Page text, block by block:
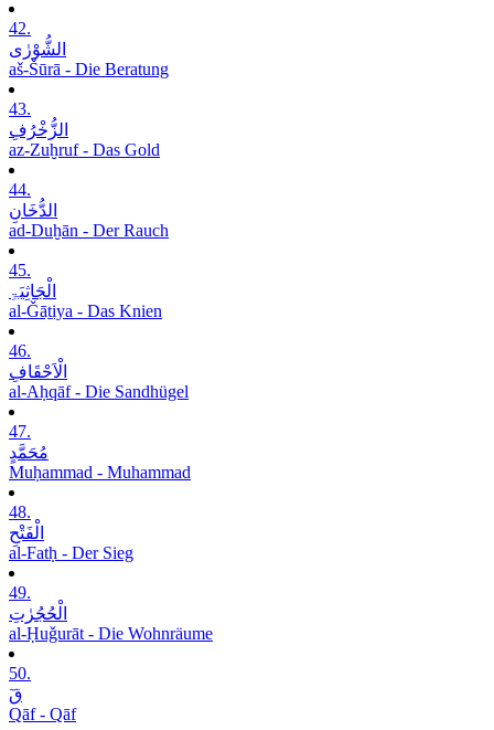
42.
الشُّوْرٰی
aš-Šūrā - Die Beratung
43.
الزُّخْرُفِ
az-Zuḫruf - Das Gold
44.
الدُّخَانِ
ad-Duḫān - Der Rauch
45.
الْجَاثِیَۃِ
al-Ǧāṯiya - Das Knien
46.
الْاَحْقَافِ
al-Aḥqāf - Die Sandhügel
47.
مُحَمَّدٍ
Muḥammad - Muhammad
48.
الْفَتْحِ
al-Fatḥ - Der Sieg
49.
الْحُجُرٰتِ
al-Ḥuǧurāt - Die Wohnräume
50.
قٓ
Qāf - Qāf